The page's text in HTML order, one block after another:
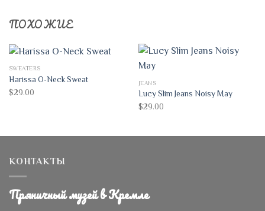
ПОХОЖИЕ
SWEATERS
Harissa O-Neck Sweat
$29.00
JEANS
Lucy Slim Jeans Noisy May
$29.00
КОНТАКТЫ
Пряничный музей в Кремле